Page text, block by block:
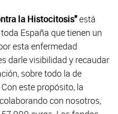
la Histocitosis"está
España que tienen un
esta enfermedad
darle visibilidad y recaudar
sobre todo la de
este propósito, la
con nosotros,